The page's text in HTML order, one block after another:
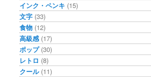
インク・ペンキ (15)
文字 (33)
食物 (12)
高級感 (17)
ポップ(30)
レトロ (8)
クール(11)